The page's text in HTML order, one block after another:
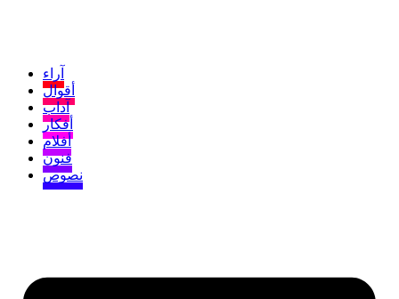
آراء
أقوال
آداب
أفكار
أفلام
فنون
نصوص